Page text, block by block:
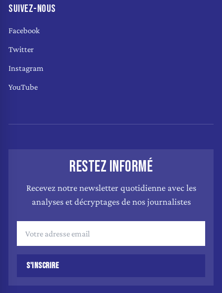
SUIVEZ-NOUS
Facebook
Twitter
Instagram
YouTube
RESTEZ INFORMÉ
Recevez notre newsletter quotidienne avec les
analyses et décryptages de nos journalistes
S'INSCRIRE